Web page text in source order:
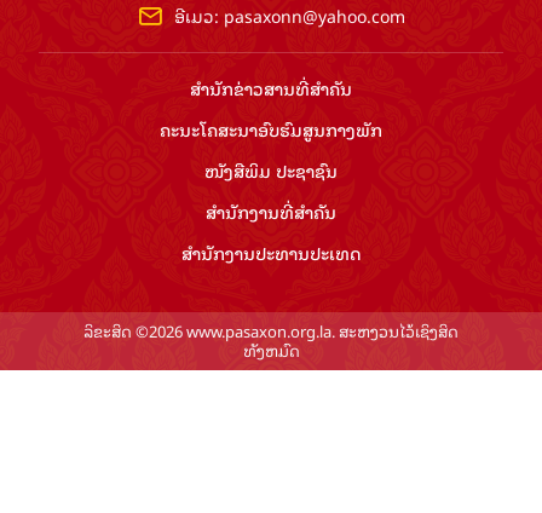
ອີເມວ: pasaxonn@yahoo.com
ສຳ​ນັກ​ຂ່າວ​ສານ​ທີ່​ສຳ​ຄັນ​
ຄະນະໂຄສະນາອົບຮົມ​ສູນ​ກາງ​ພັກ
ໜັງສືພິມ ປະ​ຊາ​ຊົນ
ສຳ​ນັກ​ງານ​ທີ່​ສຳ​ຄັນ
ສຳ​ນັກ​ງານ​ປະ​ທານ​ປະ​ເທດ
ລິຂະສິດ ©2026 www.pasaxon.org.la. ສະຫງວນໄວ້ເຊິງສິດ
ທັງຫມົດ